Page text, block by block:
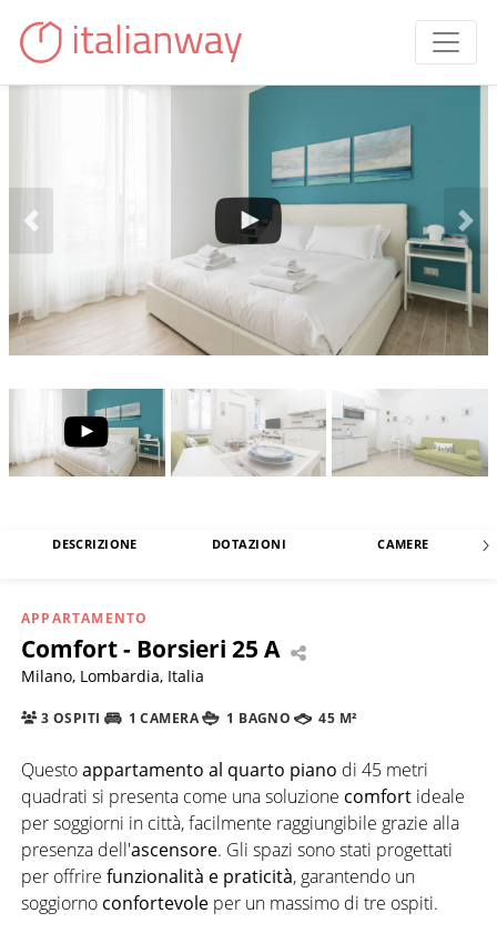
DESCRIZIONE DOTAZIONI CAMERE
APPARTAMENTO
Comfort - Borsieri 25 A
Milano, Lombardia, Italia
3 OSPITI 1 CAMERA 1 BAGNO 45 M²
Questoappartamento al quarto piano di 45 metri
quadrati si presenta come una soluzione comfort ideale
per soggiorni in città, facilmente raggiungibile grazie alla
presenza dell'ascensore. Gli spazi sono stati progettati
per offrire funzionalità e praticità, garantendo un
soggiorno confortevole per un massimo di tre ospiti.